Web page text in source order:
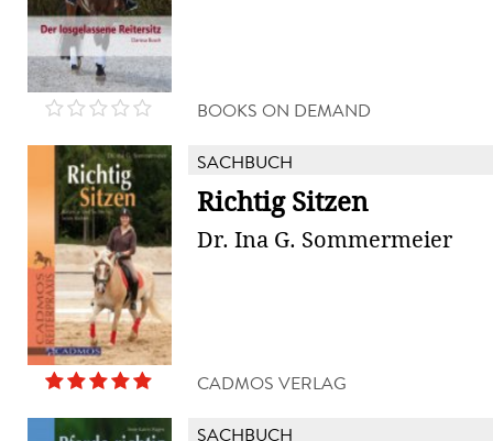
BOOKS ON DEMAND
SACHBUCH
Richtig Sitzen
Dr. Ina G. Sommermeier
CADMOS VERLAG
SACHBUCH